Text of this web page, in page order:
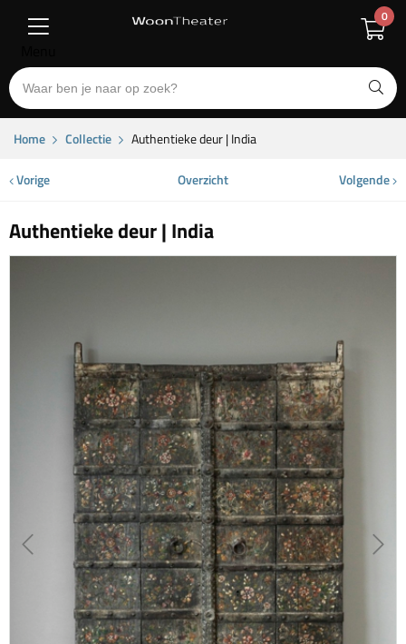
0
Home Collectie Authentieke deur | India
Vorige Overzicht Volgende
Authentieke deur | India